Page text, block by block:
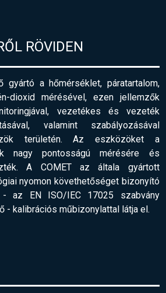
RÖVIDEN
gyártó a hőmérséklet, páratartalom,
dioxid mérésével, ezen jellemzők
vezetékes és vezeték
valamint szabályozásával
területén. Az eszközöket a
nagy pontosságú mérésére és
A COMET az általa gyártott
nyomon követhetőséget bizonyító
- az EN ISO/IEC 17025 szabvány
- kalibrációs műbizonylattal látja el.